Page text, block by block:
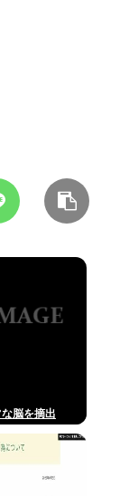
脳を摘出